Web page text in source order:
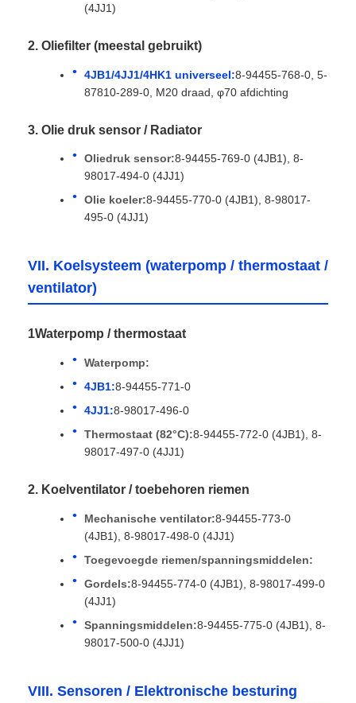
(4JJ1)
2. Oliefilter (meestal gebruikt)
4JB1/4JJ1/4HK1 universeel:8-94455-768-0, 5-
87810-289-0, M20 draad, φ70 afdichting
3. Olie druk sensor / Radiator
Oliedruk sensor:8-94455-769-0 (4JB1), 8-
98017-494-0 (4JJ1)
Olie koeler:8-94455-770-0 (4JB1), 8-98017-
495-0 (4JJ1)
VII. Koelsysteem (waterpomp / thermostaat /
ventilator)
1Waterpomp / thermostaat
Waterpomp:
4JB1:8-94455-771-0
4JJ1:8-98017-496-0
Thermostaat (82°C):8-94455-772-0 (4JB1), 8-
98017-497-0 (4JJ1)
2. Koelventilator / toebehoren riemen
Mechanische ventilator:8-94455-773-0
(4JB1), 8-98017-498-0 (4JJ1)
Toegevoegde riemen/spanningsmiddelen:
Gordels:8-94455-774-0 (4JB1), 8-98017-499-0
(4JJ1)
Spanningsmiddelen:8-94455-775-0 (4JB1), 8-
98017-500-0 (4JJ1)
VIII. Sensoren / Elektronische besturing